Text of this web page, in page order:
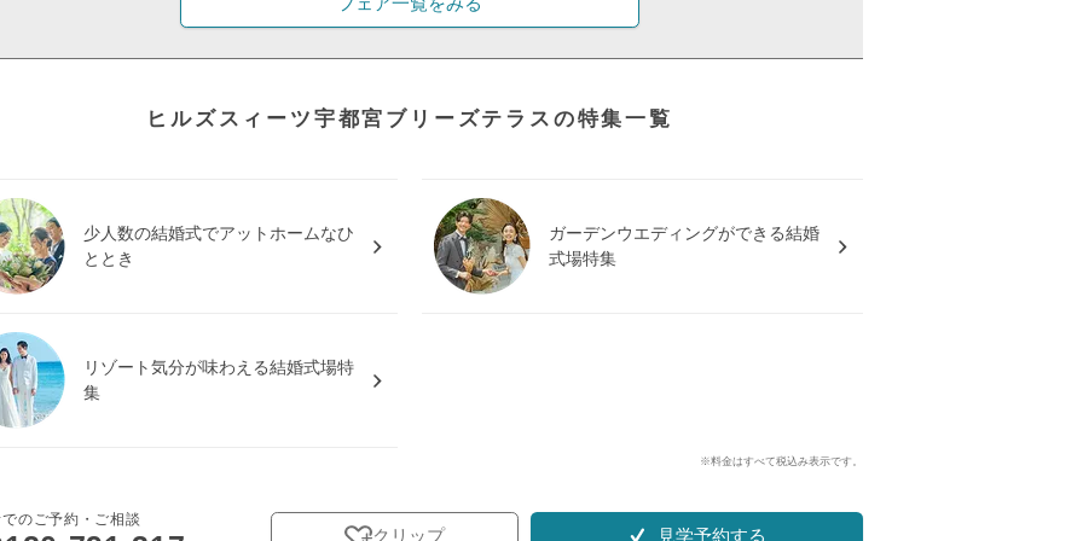
ヒルズスィーツ宇都宮ブリーズテラスの特集一覧
少人数の結婚式でアットホームなひ
ととき
ガーデンウエディングができる結婚
式場特集
リゾート気分が味わえる結婚式場特
集
※料金はすべて税込み表示です。
のご予約・ご相談
クリップ 見学予約する